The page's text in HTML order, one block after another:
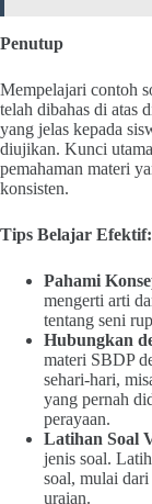
Penutup
Mempelajari contoh
telah dibahas di atas
yang jelas kepada
diujikan. Kunci
pemahaman materi
konsisten.
Tips Belajar Efektif:
Pahami
mengerti arti
tentang seni
Hubungkan
materi SBDP
sehari-hari,
yang pernah
perayaan.
Latihan Soal
jenis soal.
soal, mulai
uraian.